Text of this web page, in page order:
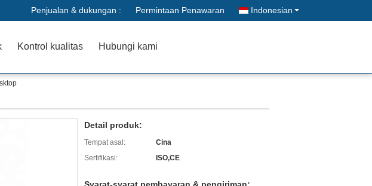
Penjualan & dukungan : Permintaan Penawaran Indonesian
Kontrol kualitas Hubungi kami
Detail produk:
Tempat asal:
Cina
Sertifikasi:
ISO,CE